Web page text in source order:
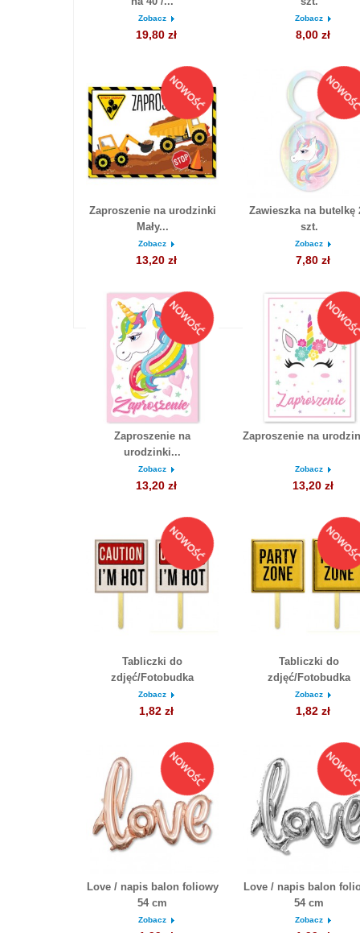
Zobacz
19,80 zł
Zobacz
8,00 zł
Zaproszenie na urodzinki
Mały...
Zobacz
13,20 zł
Zawieszka na butelkę
szt.
Zobacz
7,80 zł
Zaproszenie na
urodzinki...
Zobacz
13,20 zł
Zaproszenie na
Zobacz
13,20 zł
Tabliczki do
zdjęć/Fotobudka
Zobacz
1,82 zł
Tabliczki do
zdjęć/Fotobudka
Zobacz
1,82 zł
Love / napis balon foliowy
54 cm
Zobacz
Love / napis balon
54 cm
Zobacz